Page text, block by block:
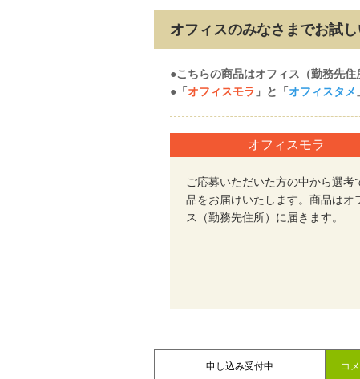
オフィスのみなさまでお試
●こちらの商品はオフィス（勤務先住
●「 オフィスモラ 」と「 オフィスタメ
オフィスモラ
ご応募いただいた方の中から選考
品をお届けいたします。 商品はオ
ス（勤務先住所） に届きます。
申し込み受付中 コ